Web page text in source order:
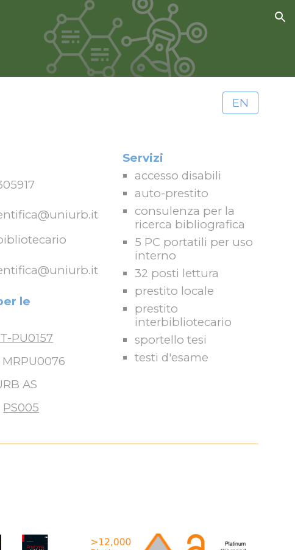
EN
5917
le
PU0157
AS
PS005
Servizi
accesso disabili
auto-prestito
consulenza per la
ricerca bibliografica
5 PC portatili per uso
interno
32 posti lettura
prestito locale
prestito
interbibliotecario
sportello tesi
testi d'esame